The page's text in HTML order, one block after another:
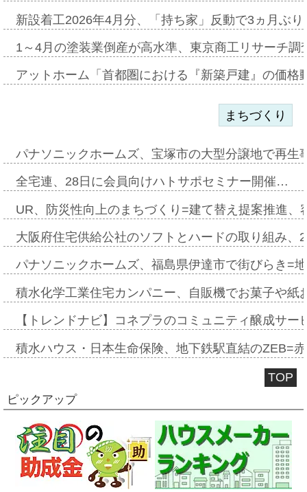
新設着工2026年4月分、「持ち家」反動で3ヵ月ぶ
1～4月の塗装業倒産が高水準、東京商工リサーチ
アットホーム「首都圏における『新築戸建』の価
まちづくり
パナソニックホームズ、宝塚市の大型分譲地で再
全宅連、28日に会員向けハトサポセミナー開催…
UR、防災性向上のまちづくり=建て替え提案推進
大阪府住宅供給公社のソフトとハードの取り組み
パナソニックホームズ、福島県伊達市で街びらき=
積水化学工業住宅カンパニー、自販機でお菓子や
【トレンドナビ】コネプラのコミュニティ醸成サ
積水ハウス・日本生命保険、地下鉄駅直結のZEB=
TOP
ピックアップ